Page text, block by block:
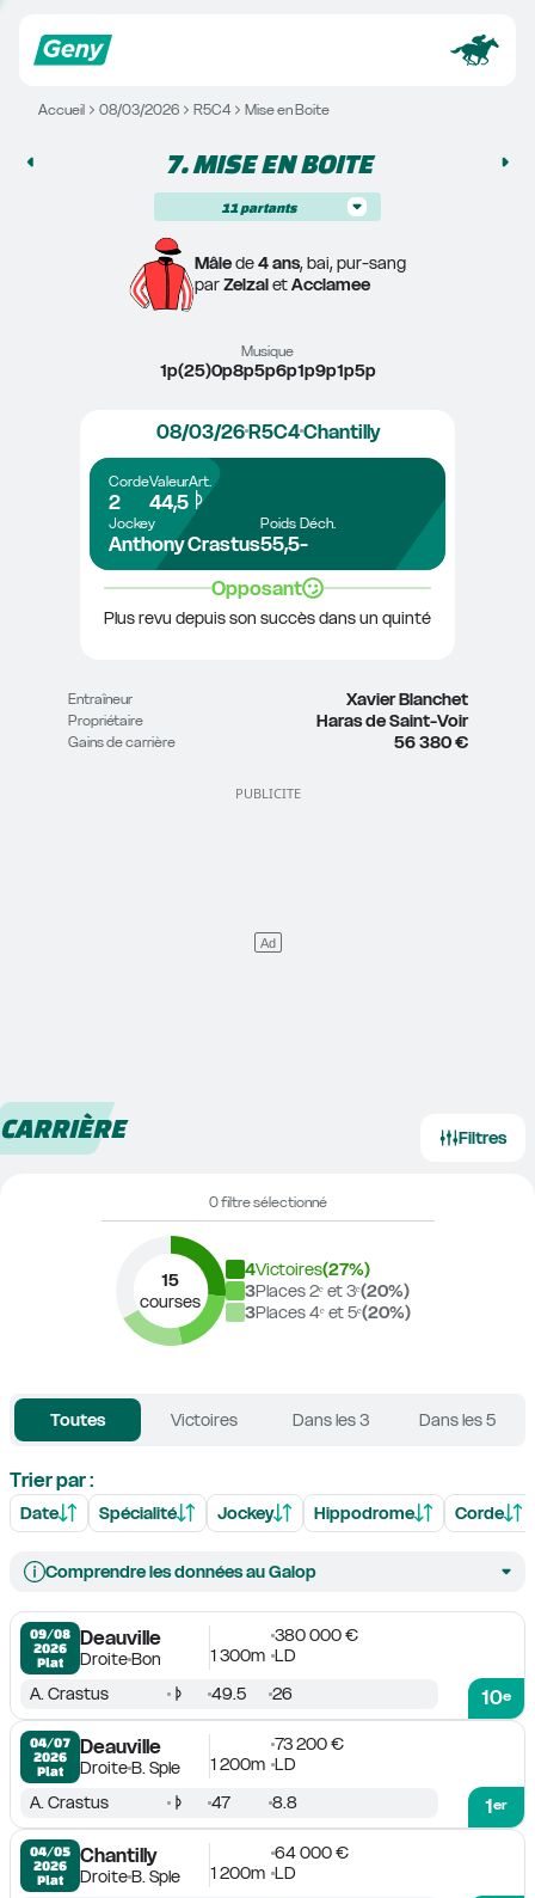
Accueil 08/03/2026 R5C4 Mise en Boite
7. MISE EN BOITE
11 partants
Mâle de 4 ans, bai, pur-sang
par Zelzal et Acclamee
Musique
1p(25)0p8p5p6p1p9p1p5p
08/03/26R5C4Chantilly
Corde
2
Valeur
44,5
Art.
Jockey
Anthony Crastus
Poids
55,5
Déch.
-
Opposant
Plus revu depuis son succès dans un quinté
Entraîneur Xavier Blanchet
Propriétaire Haras de Saint-Voir
Gains de carrière 56 380 €
CARRIÈRE Filtres
0 filtre sélectionné
15
courses
4Victoires(27%)
3Places 2ᵉ et 3ᵉ(20%)
3Places 4ᵉ et 5ᵉ(20%)
Toutes Victoires Dans les 3 Dans les 5
Trier par :
Date Spécialité Jockey Hippodrome Corde
Comprendre les données au Galop
09/08
2026
Plat
Deauville
DroiteBon
380 000 €
1 300m LD
10e
A. Crastus 49.5 26
04/07
2026
Plat
Deauville
DroiteB. Sple
73 200 €
1 200m LD
1er
A. Crastus 47 8.8
04/05
2026
Plat
Chantilly
DroiteB. Sple
64 000 €
1 200m LD